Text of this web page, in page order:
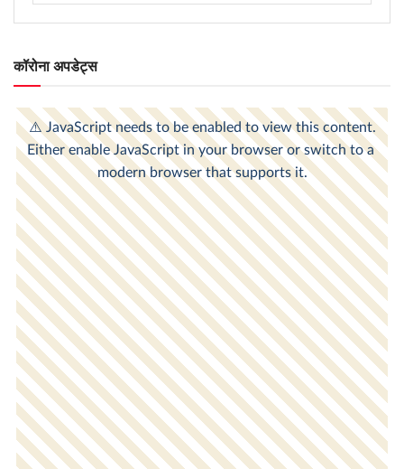
कॉरोना अपडेट्स